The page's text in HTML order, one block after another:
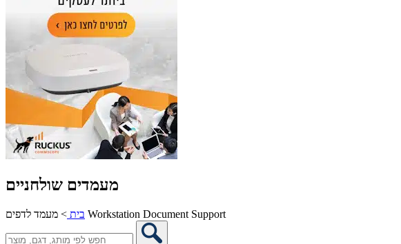
מעמדים שולחניים
בית > מעמד לדפים Workstation Document Support